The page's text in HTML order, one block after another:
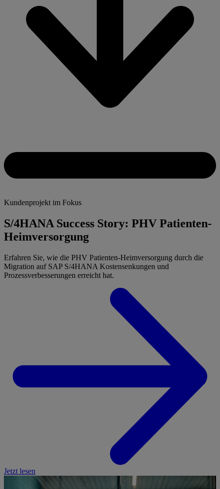
Kundenprojekt im Fokus
S/4HANA Success Story: PHV Patienten-
Heimversorgung
Erfahren Sie, wie die PHV Patienten-Heimversorgung durch die
Migration auf SAP S/4HANA Kostensenkungen und
Prozessverbesserungen erreicht hat.
Jetzt lesen